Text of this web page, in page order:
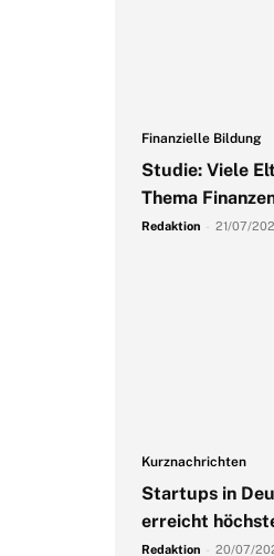
Finanzielle Bildung
Studie: Viele
Thema
Redaktion 21/07/
Kurznachrichten
Startups in
erreicht
Redaktion 20/07/